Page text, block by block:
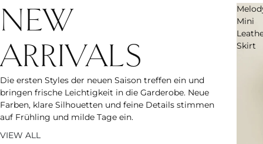
NEW
ARRIVALS
Die ersten Styles der neuen Saison treffen ein und
bringen frische Leichtigkeit in die Garderobe. Neue
Farben, klare Silhouetten und feine Details stimmen
auf Frühling und milde Tage ein.
VIEW ALL
Mini
Skirt